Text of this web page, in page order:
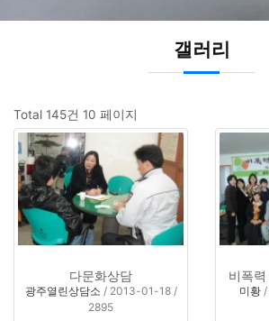
갤러리
Total 145건 10 페이지
다문화상담
광주열린상담소 / 2013-01-18 /
2895
미황